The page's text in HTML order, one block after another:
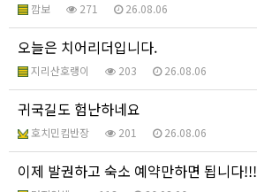
깜보 271 26.08.06
오늘은 치어리더입니다.
지리산호랭이 203 26.08.06
귀국길도 험난하네요
호치민킴반장 201 26.08.06
이제 발권하고 숙소 예약만하면 됩니다!!!